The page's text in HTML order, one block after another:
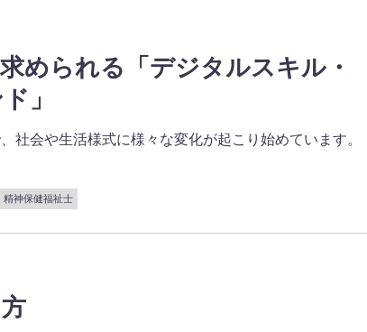
められる「デジタルスキル・
」
社会や生活様式に様々な変化が起こり始めています。
精神保健福祉士